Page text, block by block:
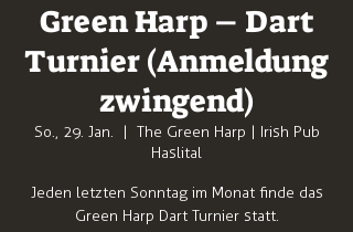
Green Harp – Dart
Turnier (Anmeldung
zwingend)
So., 29. Jan.
  |
The Green Harp | Irish Pub
Haslital
Jeden letzten Sonntag im Monat finde das
Green Harp Dart Turnier statt.